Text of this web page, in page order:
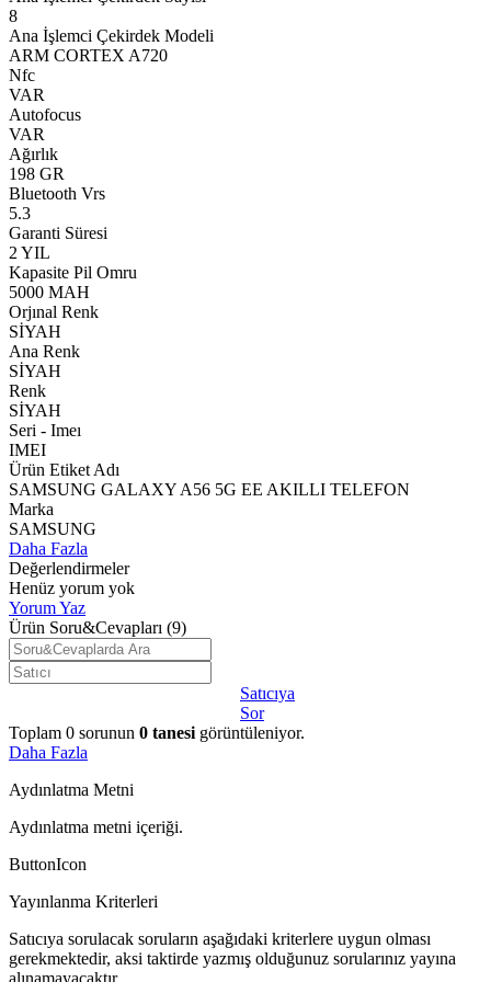
8
Ana İşlemci Çekirdek Modeli
ARM CORTEX A720
Nfc
VAR
Autofocus
VAR
Ağırlık
198 GR
Bluetooth Vrs
5.3
Garanti Süresi
2 YIL
Kapasite Pil Omru
5000 MAH
Orjınal Renk
SİYAH
Ana Renk
SİYAH
Renk
SİYAH
Seri - Imeı
IMEI
Ürün Etiket Adı
SAMSUNG GALAXY A56 5G EE AKILLI TELEFON
Marka
SAMSUNG
Daha Fazla
Değerlendirmeler
Henüz yorum yok
Yorum Yaz
Ürün Soru&Cevapları (9)
Satıcıya
Sor
Toplam 0 sorunun 0 tanesi görüntüleniyor.
Daha Fazla
Aydınlatma Metni
Aydınlatma metni içeriği.
ButtonIcon
Yayınlanma Kriterleri
Satıcıya sorulacak soruların aşağıdaki kriterlere uygun olması
gerekmektedir, aksi taktirde yazmış olduğunuz sorularınız yayına
alınamayacaktır.